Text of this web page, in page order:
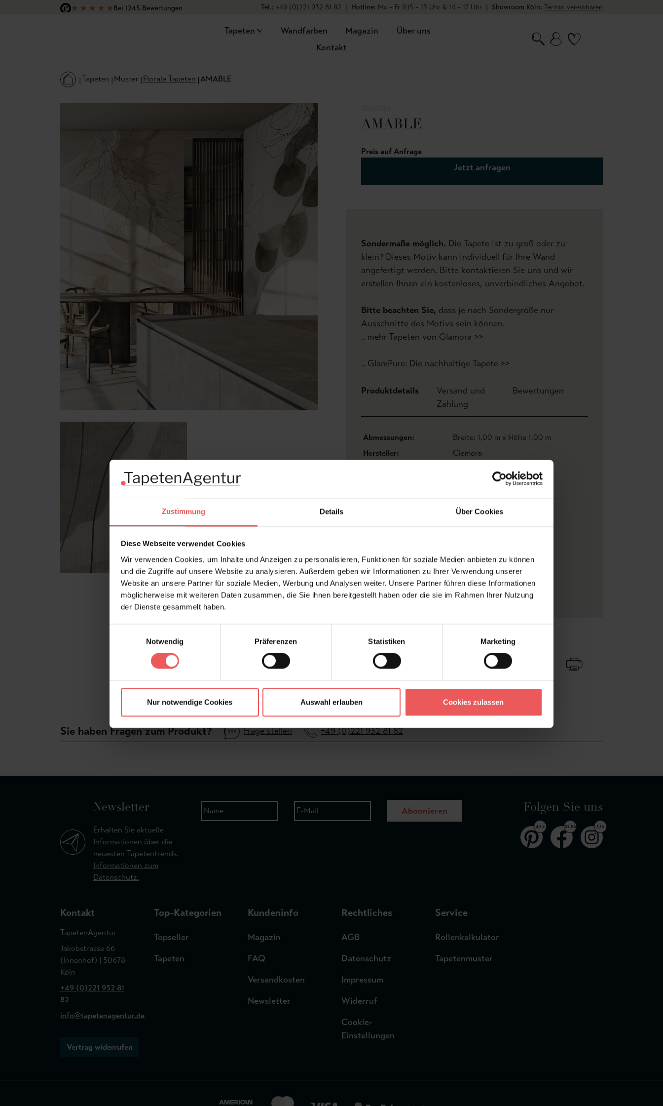
Zustimmung Details Über Cookies
Diese Webseite verwendet Cookies
Wir verwenden Cookies, um Inhalte und Anzeigen zu personalisieren, Funktionen für soziale Medien anbieten zu können
und die Zugriffe auf unsere Website zu analysieren. Außerdem geben wir Informationen zu Ihrer Verwendung unserer
Website an unsere Partner für soziale Medien, Werbung und Analysen weiter. Unsere Partner führen diese Informationen
möglicherweise mit weiteren Daten zusammen, die Sie ihnen bereitgestellt haben oder die sie im Rahmen Ihrer Nutzung
der Dienste gesammelt haben.
Notwendig
Präferenzen Statistiken Marketing
Nur notwendige Cookies Auswahl erlauben Cookies zulassen
Hauptinhalt springen
Zur Suche springen
Zur Hauptnavigation springen
★ ★ ★ ★ ★Bei 1245 Bewertungen
Tel.: +49 (0)221 932 81 82 | Hotline: Mo – Fr 9.15 – 13 Uhr & 14 – 17 Uhr | Showroom Köln: Termin vereinbaren
Tapeten Wandfarben Magazin
Über uns
Kontakt
Tapeten Muster Florale Tapeten AMABLE
AMABLE
Preis auf Anfrage
Jetzt anfragen
Sondermaße möglich. Die Tapete ist zu groß oder zu
klein? Dieses Motiv kann individuell für Ihre Wand
angefertigt werden. Bitte kontaktieren Sie uns und wir
erstellen Ihnen ein kostenloses, unverbindliches Angebot.
Bitte beachten Sie, dass je nach Sondergröße nur
Ausschnitte des Motivs sein können.
.. mehr Tapeten von Glamora >>
.. GlamPure: Die nachhaltige Tapete >>
Produktdetails
Versand und
Zahlung
Bewertungen
Abmessungen:
Breite: 1,00 m x Höhe 1,00 m
Hersteller:
Glamora
Digitaldruck
Farbton:
Creme, Hellbraun
Vlieskleber
Oberfläche:
Vinyl-Tapeten
Stil:
Florale Muster, FotoTapeten
Trägermaterial:
Vliestapeten
Zu Favoriten
Sie haben Fragen zum Produkt? Frage stellen +49 (0)221 932 81 82
Newsletter
Erhalten Sie aktuelle
Informationen über die
neuesten Tapetentrends.
Informationen zum
Datenschutz.
Abonnieren Folgen Sie uns
4,9 k 32,5 k 3,1 k
Kontakt
TapetenAgentur
Jakobstrasse 66
(Innenhof) | 50678
Köln
+49 (0)221 932 81
82
info@tapetenagentur.de
Vertrag widerrufen
Top-Kategorien
Topseller
Tapeten
Kundeninfo
Magazin
FAQ
Versandkosten
Newsletter
Rechtliches
AGB
Datenschutz
Impressum
Widerruf
Cookie-
Einstellungen
Service
Rollenkalkulator
Tapetenmuster